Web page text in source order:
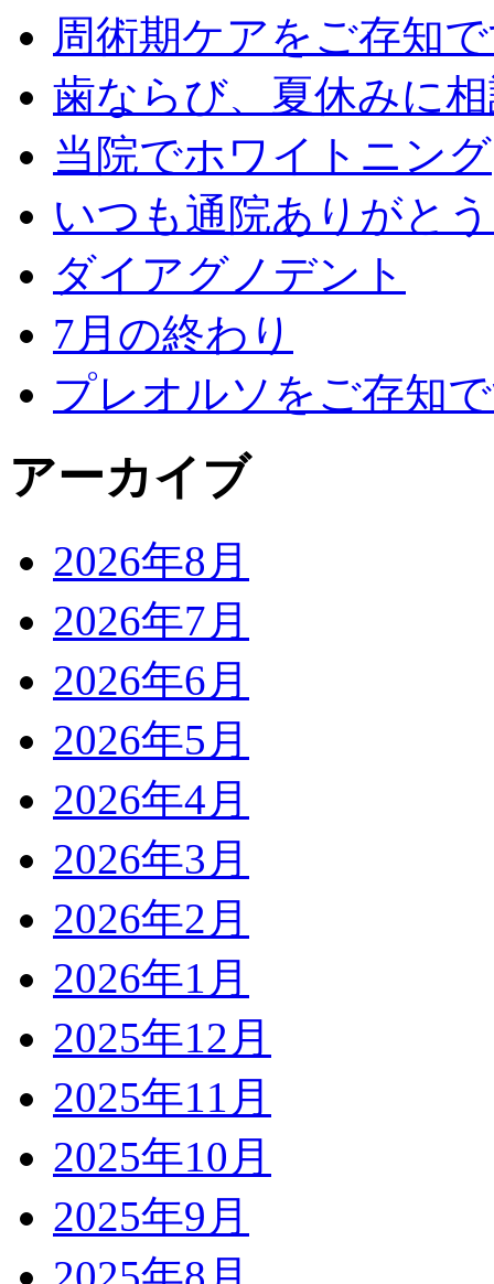
周術期ケアをご存知
歯ならび、夏休みに
当院でホワイトニング
いつも通院ありがと
ダイアグノデント
7月の終わり
プレオルソをご存知
アーカイブ
2026年8月
2026年7月
2026年6月
2026年5月
2026年4月
2026年3月
2026年2月
2026年1月
2025年12月
2025年11月
2025年10月
2025年9月